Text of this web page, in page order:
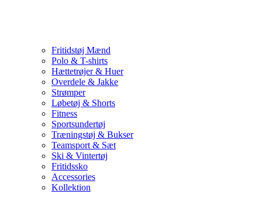
Fritidstøj Mænd
Polo & T-shirts
Hættetrøjer & Huer
Overdele & Jakke
Strømper
Løbetøj & Shorts
Fitness
Sportsundertøj
Træningstøj & Bukser
Teamsport & Sæt
Ski & Vintertøj
Fritidssko
Accessories
Kollektion